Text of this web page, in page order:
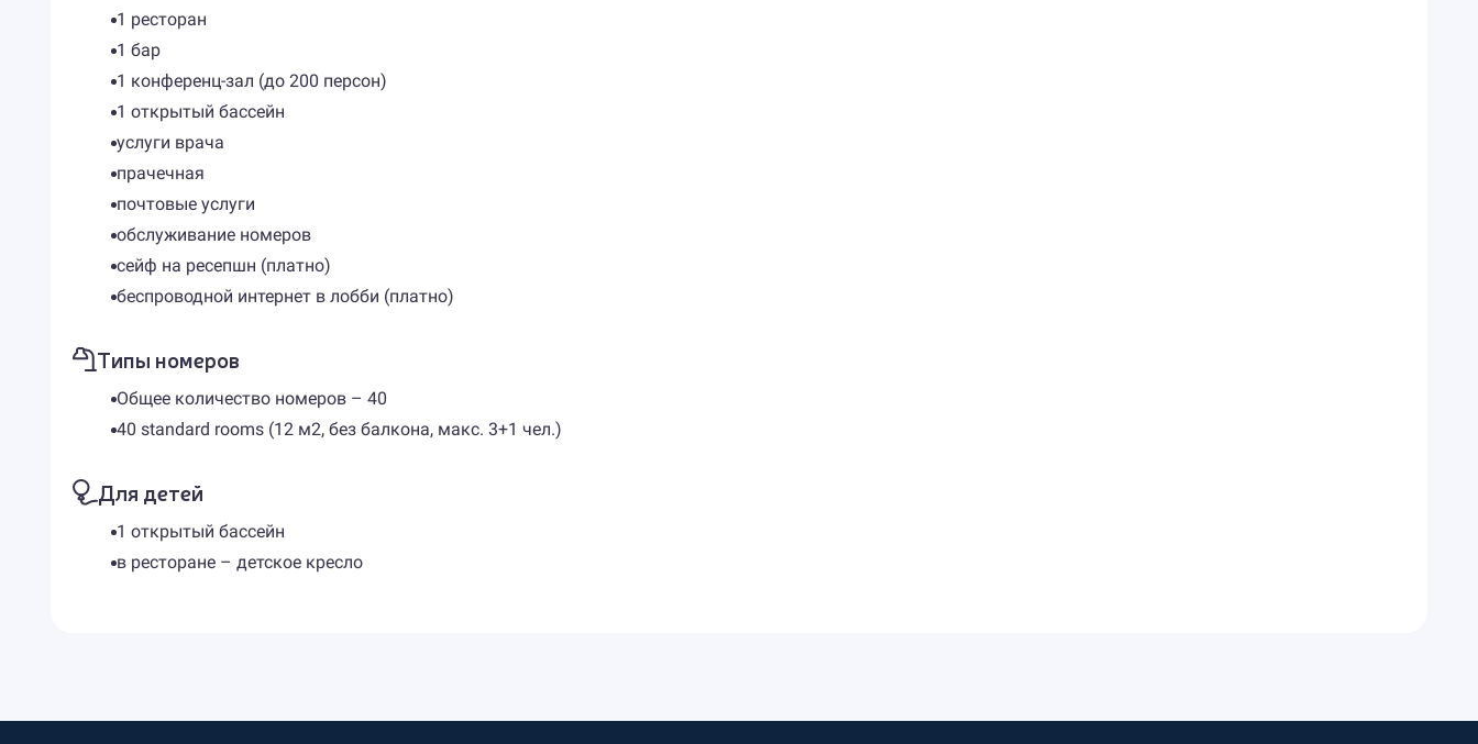
1 ресторан
1 бар
1 конференц-зал (до 200 персон)
1 открытый бассейн
услуги врача
прачечная
почтовые услуги
обслуживание номеров
сейф на ресепшн (платно)
беспроводной интернет в лобби (платно)
Типы номеров
Общее количество номеров – 40
40 standard rooms (12 м2, без балкона, макс. 3+1 чел.)
Для детей
1 открытый бассейн
в ресторане – детское кресло